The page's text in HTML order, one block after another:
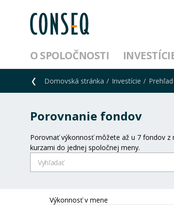
O SPOLOČNOSTI
Domovská stránka Investície
Porovnanie fondov
Porovnať výkonnosť môžete až u 7 fondov
kurzami do jednej spoločnej meny.
Výkonnosť v mene